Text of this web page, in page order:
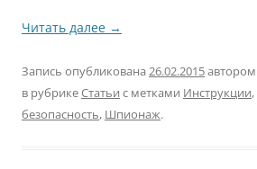
Читать далее →
Запись опубликована 26.02.2015автором
в рубрикеСтатьи с метками Инструкции,
безопасность, Шпионаж.